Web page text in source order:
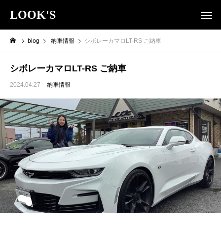
LOOK'S
blog 納車情報 シボレーカマロLT-RS ご納車
シボレーカマロLT-RS ご納車
2024.04.27 納車情報